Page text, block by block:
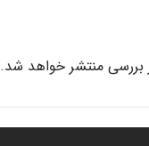
بررسی منتشر خواهد